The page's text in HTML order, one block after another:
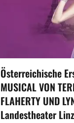
Österreichische
MUSICAL VON
FLAHERTY UND
Landestheater Linz